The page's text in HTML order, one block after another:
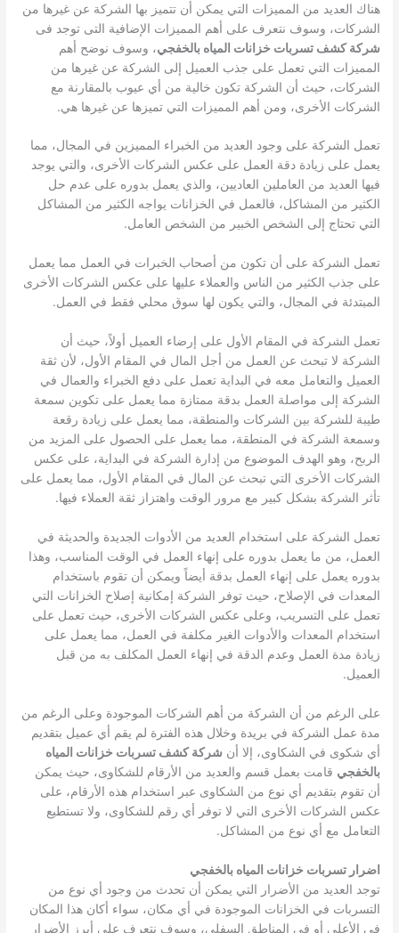
هناك العديد من المميزات التي يمكن أن تتميز بها الشركة عن غيرها من
الشركات، وسوف نتعرف على أهم المميزات الإضافية التى توجد فى
شركة كشف تسربات خزانات المياه بالخفجي، وسوف نوضح أهم
المميزات التي تعمل على جذب العميل إلى الشركة عن غيرها من
الشركات، حيث أن الشركة تكون خالية من أي عيوب بالمقارنة مع
الشركات الأخرى، ومن أهم المميزات التي تميزها عن غيرها هي.
تعمل الشركة على وجود العديد من الخبراء المميزين في المجال، مما
يعمل على زيادة دقة العمل على عكس الشركات الأخرى، والتي يوجد
فيها العديد من العاملين العاديين، والذي يعمل بدوره على عدم حل
الكثير من المشاكل، فالعمل في الخزانات يواجه الكثير من المشاكل
التي تحتاج إلى الشخص الخبير من الشخص العامل.
تعمل الشركة على أن تكون من أصحاب الخبرات في العمل مما يعمل
على جذب الكثير من الناس والعملاء عليها على عكس الشركات الأخرى
المبتدئة في المجال، والتي يكون لها سوق محلي فقط في العمل.
تعمل الشركة في المقام الأول على إرضاء العميل أولاً، حيث أن
الشركة لا تبحث عن العمل من أجل المال في المقام الأول، لأن ثقة
العميل والتعامل معه في البداية تعمل على دفع الخبراء والعمال في
الشركة إلى مواصلة العمل بدقة ممتازة مما يعمل على تكوين سمعة
طيبة للشركة بين الشركات والمنطقة، مما يعمل على زيادة رقعة
وسمعة الشركة في المنطقة، مما يعمل على الحصول على المزيد من
الربح، وهو الهدف الموضوع من إدارة الشركة في البداية، على عكس
الشركات الأخرى التي تبحث عن المال في المقام الأول، مما يعمل على
تأثر الشركة بشكل كبير مع مرور الوقت واهتزاز ثقة العملاء فيها.
تعمل الشركة على استخدام العديد من الأدوات الجديدة والحديثة في
العمل، من ما يعمل بدوره على إنهاء العمل في الوقت المناسب، وهذا
بدوره يعمل على إنهاء العمل بدقة أيضاً ويمكن أن تقوم باستخدام
المعدات في الإصلاح، حيث توفر الشركة إمكانية إصلاح الخزانات التي
تعمل على التسريب، وعلى عكس الشركات الأخرى، حيث تعمل على
استخدام المعدات والأدوات الغير مكلفة في العمل، مما يعمل على
زيادة مدة العمل وعدم الدقة في إنهاء العمل المكلف به من قبل
العميل.
على الرغم من أن الشركة من أهم الشركات الموجودة وعلى الرغم من
مدة عمل الشركة في بريدة وخلال هذه الفترة لم يقم أي عميل بتقديم
أي شكوى في الشكاوى، إلا أن شركة كشف تسربات خزانات المياه
بالخفجي قامت بعمل قسم والعديد من الأرقام للشكاوى، حيث يمكن
أن تقوم بتقديم أي نوع من الشكاوى عبر استخدام هذه الأرقام، على
عكس الشركات الأخرى التي لا توفر أي رقم للشكاوى، ولا تستطيع
التعامل مع أي نوع من المشاكل.
اضرار تسربات خزانات المياه بالخفجي
توجد العديد من الأضرار التي يمكن أن تحدث من وجود أي نوع من
التسربات في الخزانات الموجودة في أي مكان، سواء أكان هذا المكان
في الأعلى أو في المناطق السفلى، وسوف نتعرف على أبرز الأضرار